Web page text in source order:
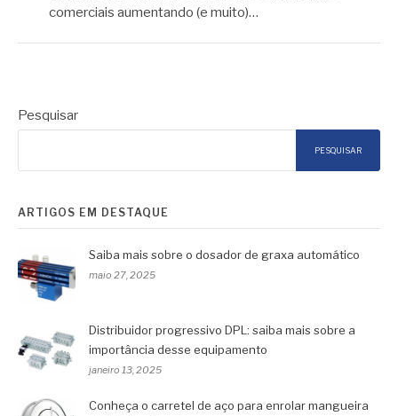
comerciais aumentando (e muito)…
Pesquisar
PESQUISAR
ARTIGOS EM DESTAQUE
Saiba mais sobre o dosador de graxa automático
maio 27, 2025
Distribuidor progressivo DPL: saiba mais sobre a
importância desse equipamento
janeiro 13, 2025
Conheça o carretel de aço para enrolar mangueira